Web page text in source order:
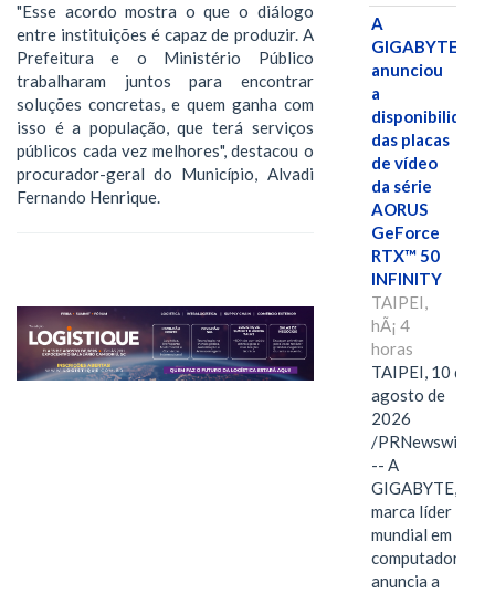
"Esse acordo mostra o que o diálogo
entre instituições é capaz de produzir. A
Prefeitura e o Ministério Público
trabalharam juntos para encontrar
soluções concretas, e quem ganha com
isso é a população, que terá serviços
públicos cada vez melhores", destacou o
procurador-geral do Município, Alvadi
Fernando Henrique.
A
GIGABYTE
anunciou
a
disponibilidade
das placas
de vídeo
da série
AORUS
GeForce
RTX™ 50
INFINITY
TAIPEI,
hÃ¡ 4
horas
TAIPEI, 10 de
agosto de
2026
/PRNewswire/
-- A
GIGABYTE,
marca líder
mundial em
computadores,
anuncia a